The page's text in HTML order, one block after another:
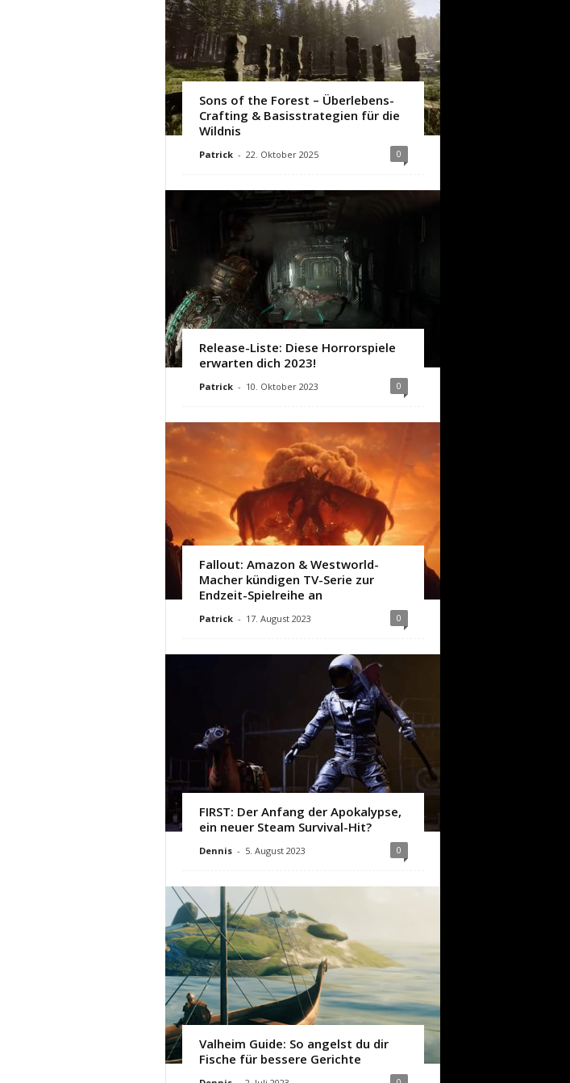
Sons of the Forest – Überlebens-
Crafting & Basisstrategien für die
Wildnis
Patrick - 22. Oktober 2025 0
Release-Liste: Diese Horrorspiele
erwarten dich 2023!
Patrick - 10. Oktober 2023 0
Fallout: Amazon & Westworld-
Macher kündigen TV-Serie zur
Endzeit-Spielreihe an
Patrick - 17. August 2023 0
FIRST: Der Anfang der Apokalypse,
ein neuer Steam Survival-Hit?
Dennis - 5. August 2023 0
Valheim Guide: So angelst du dir
Fische für bessere Gerichte